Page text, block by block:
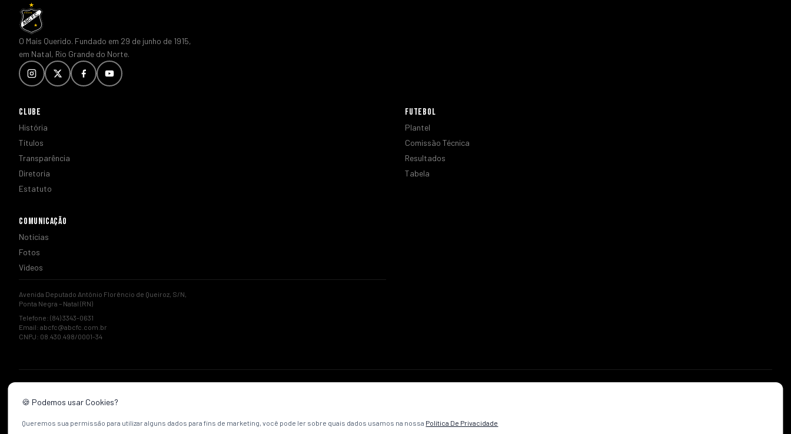
O Mais Querido. Fundado em 29 de junho de 1915,
em Natal, Rio Grande do Norte.
CLUBE
História
Títulos
Transparência
Diretoria
Estatuto
FUTEBOL
Plantel
Comissão Técnica
Resultados
Tabela
COMUNICAÇÃO
Notícias
Fotos
Vídeos
Avenida Deputado Antônio Florêncio de Queiroz, S/N,
Ponta Negra – Natal (RN)
Telefone: (84) 3343-0631
Email: abcfc@abcfc.com.br
CNPJ: 08.430.498/0001-34
Desenvolvido pelaVibeCriativa.
🍪 Podemos usar Cookies?
Queremos sua permissão para utilizar alguns dados para fins de marketing, você pode ler sobre quais dados usamos na nossa Política De Privacidade